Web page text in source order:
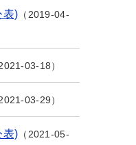
表)
2019-04-
03-18
03-29
表)
2021-05-